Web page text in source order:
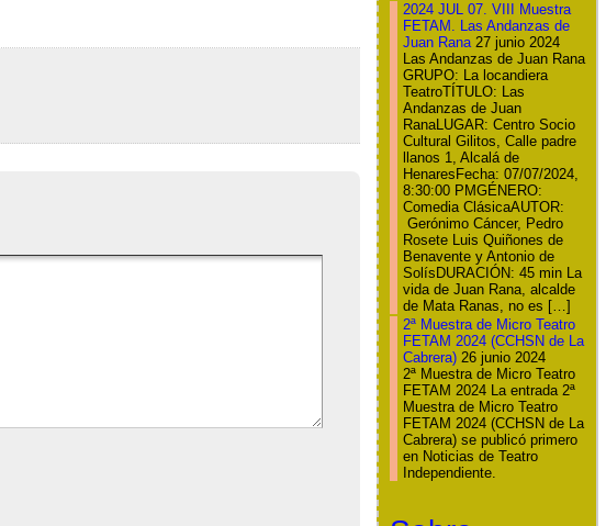
2024 JUL 07. VIII Muestra
FETAM. Las Andanzas de
Juan Rana 27 junio 2024
Las Andanzas de Juan Rana
GRUPO: La locandiera
TeatroTÍTULO: Las
Andanzas de Juan
RanaLUGAR: Centro Socio
Cultural Gilitos, Calle padre
llanos 1, Alcalá de
HenaresFecha: 07/07/2024,
8:30:00 PMGÉNERO:
Comedia ClásicaAUTOR:
Gerónimo Cáncer, Pedro
Rosete Luis Quiñones de
Benavente y Antonio de
SolísDURACIÓN: 45 min La
vida de Juan Rana, alcalde
de Mata Ranas, no es […]
2ª Muestra de Micro Teatro
FETAM 2024 (CCHSN de La
Cabrera) 26 junio 2024
2ª Muestra de Micro Teatro
FETAM 2024 La entrada 2ª
Muestra de Micro Teatro
FETAM 2024 (CCHSN de La
Cabrera) se publicó primero
en Noticias de Teatro
Independiente.